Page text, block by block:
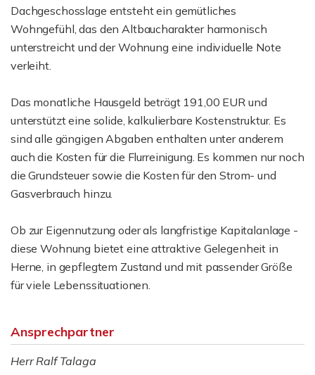
Dachgeschosslage entsteht ein gemütliches
Wohngefühl, das den Altbaucharakter harmonisch
unterstreicht und der Wohnung eine individuelle Note
verleiht.
Das monatliche Hausgeld beträgt 191,00 EUR und
unterstützt eine solide, kalkulierbare Kostenstruktur. Es
sind alle gängigen Abgaben enthalten unter anderem
auch die Kosten für die Flurreinigung. Es kommen nur noch
die Grundsteuer sowie die Kosten für den Strom- und
Gasverbrauch hinzu.
Ob zur Eigennutzung oder als langfristige Kapitalanlage -
diese Wohnung bietet eine attraktive Gelegenheit in
Herne, in gepflegtem Zustand und mit passender Größe
für viele Lebenssituationen.
Ansprechpartner
Herr Ralf Talaga